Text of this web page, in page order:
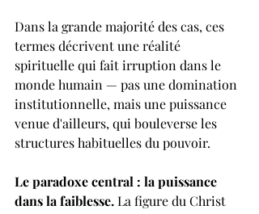
Dans la grande majorité des cas, ces
termes décrivent une réalité
spirituelle qui fait irruption dans le
monde humain — pas une domination
institutionnelle, mais une puissance
venue d'ailleurs, qui bouleverse les
structures habituelles du pouvoir.
Le paradoxe central : la puissance
dans la faiblesse. La figure du Christ